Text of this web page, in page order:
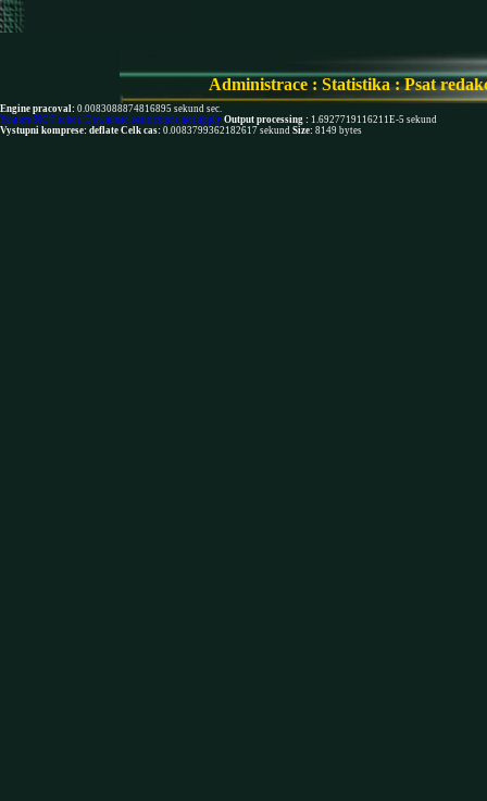
Administrace : Statistika:Psat
Engine pracoval: 0.0083088874816895 sekund sec.
You are NOT robot. Download restrictions not apply Output processing : 1.6927719116211E-5 sekund
Vystupni komprese: deflate Celk cas: 0.0083799362182617 sekund Size: 8149 bytes